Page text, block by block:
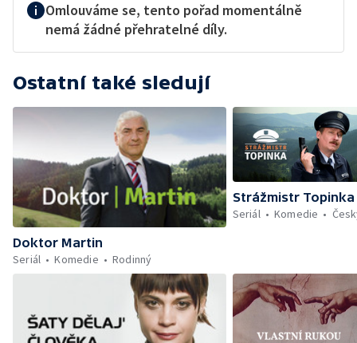
Omlouváme se, tento pořad momentálně
nemá žádné přehratelné díly.
Ostatní také sledují
Doktor Martin
Seriál
Komedie Rodinný
Strážmistr Topinka
Seriál
Komedie